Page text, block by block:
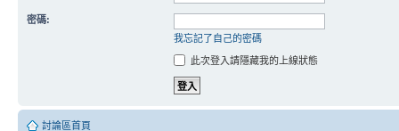
密碼:
我忘記了自己的密碼
此次登入請隱藏我的上線狀態
討論區首頁